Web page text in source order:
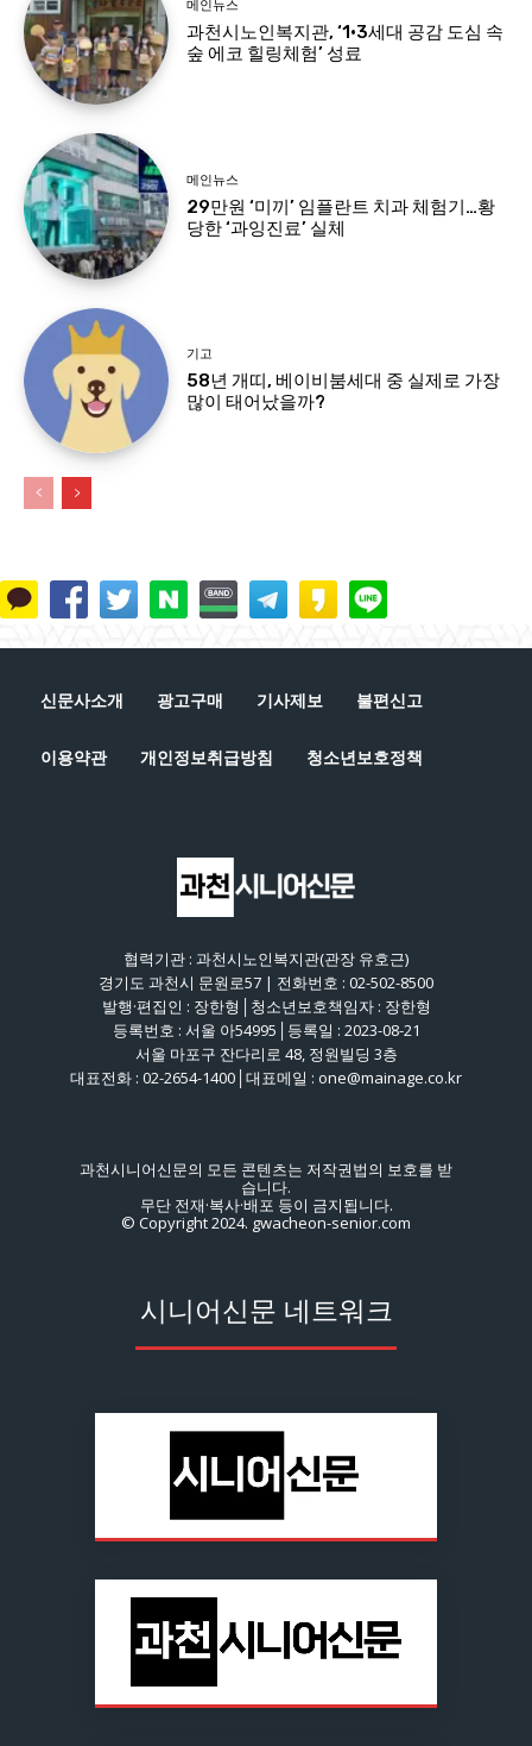
메인뉴스
과천시노인복지관, ‘1·3세대 공감 도심 속
숲 에코 힐링체험’ 성료
메인뉴스
29만원 ‘미끼’ 임플란트 치과 체험기…황
당한 ‘과잉진료’ 실체
기고
58년 개띠, 베이비붐세대 중 실제로 가장
많이 태어났을까?
신문사소개 광고구매 기사제보 불편신고
이용약관 개인정보취급방침 청소년보호정책
협력기관 : 과천시노인복지관(관장 유호근)
경기도 과천시 문원로57 | 전화번호 : 02-502-8500
발행·편집인 : 장한형│청소년보호책임자 : 장한형
등록번호 : 서울 아54995│등록일 : 2023-08-21
서울 마포구 잔다리로 48, 정원빌딩 3층
대표전화 : 02-2654-1400│대표메일 : one@mainage.co.kr
과천시니어신문의 모든 콘텐츠는 저작권법의 보호를 받
습니다.
무단 전재·복사·배포 등이 금지됩니다.
© Copyright 2024. gwacheon-senior.com
시니어신문 네트워크